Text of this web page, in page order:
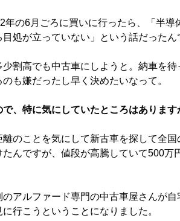
の6月ごろに買いに行ったら、「半導
処が立っていない」という話だったん
割高でも中古車にしようと。納車を
も嫌だったし早く決めたいなって。
、特に気にしていたところはあります
のことを気にして新古車を探して全
んですが、値段が高騰していて500万
アルファード専門の中古車屋さんが
行こうということになりました。